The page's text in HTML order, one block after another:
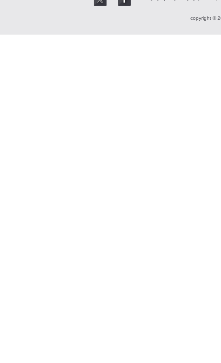
copyright ©